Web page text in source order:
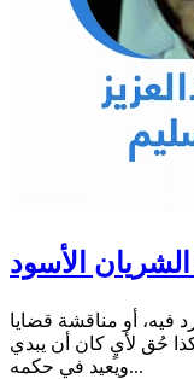
الأسود
فيه، أو مناقشة قضايا
حُق لأيٍ كان أن يبدي
ويعيد في حكمه...